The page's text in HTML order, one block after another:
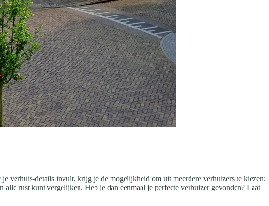
je verhuis-details invult, krijg je de mogelijkheid om uit meerdere verhuizers te kiezen;
rust kunt vergelijken. Heb je dan eenmaal je perfecte verhuizer gevonden? Laat